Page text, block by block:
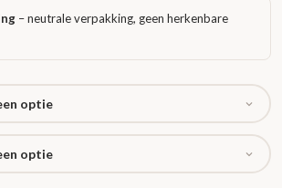
– neutrale verpakking, geen herkenbare